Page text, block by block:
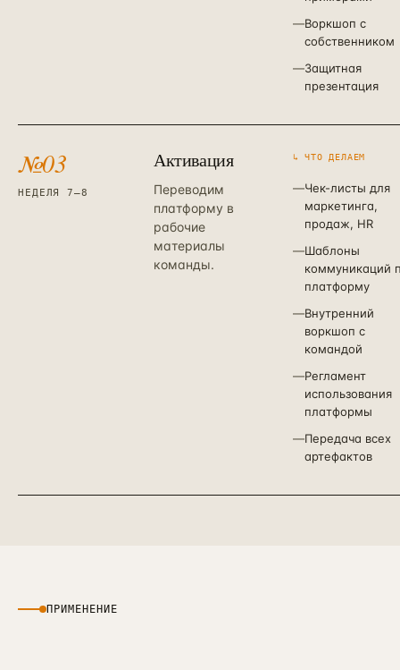
—Воркшоп с
собственником
—Защитная
презентация
№03
НЕДЕЛЯ 7–8
Активация
Переводим
платформу в
рабочие
материалы
команды.
↳ ЧТО ДЕЛАЕМ
—Чек-листы для
маркетинга,
продаж, HR
—Шаблоны
коммуникаций
платформу
—Внутренний
воркшоп с
командой
—Регламент
использования
платформы
—Передача всех
артефактов
ПРИМЕНЕНИЕ